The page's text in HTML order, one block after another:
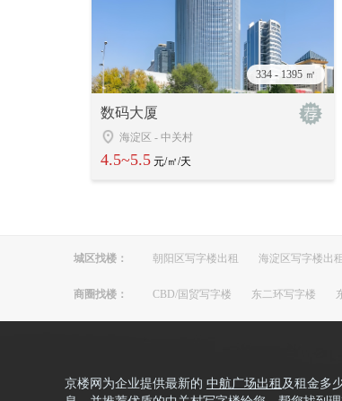
334 - 1395 ㎡
数码大厦
海淀区 - 中关村
4.5~5.5 元/㎡/天
城区找楼： 朝阳区写字楼出租 海淀区写字楼出租
商圈找楼： CBD/国贸写字楼 东二环写字楼
京楼网为企业提供最新的 中航广场出租 及租金多